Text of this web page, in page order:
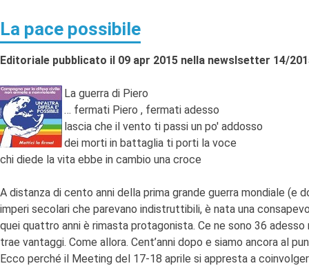
La pace possibile
Editoriale pubblicato il 09 apr 2015 nella newslsetter 14/
La guerra di Piero
… fermati Piero , fermati adesso
lascia che il vento ti passi un po' addosso
dei morti in battaglia ti porti la voce
chi diede la vita ebbe in cambio una croce
A distanza di cento anni della prima grande guerra mondiale (e
imperi secolari che parevano indistruttibili, è nata una
quei quattro anni è rimasta protagonista. Ce ne sono 36 adesso
trae vantaggi. Come allora. Cent’anni dopo e siamo ancora al
Ecco perché il Meeting del 17-18 aprile si appresta a